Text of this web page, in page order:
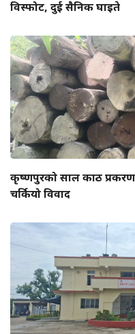
विस्फोट, दुई सैनिक घाइते
कृष्णपुरको साल काठ प्रकरण:
चर्कियो विवाद